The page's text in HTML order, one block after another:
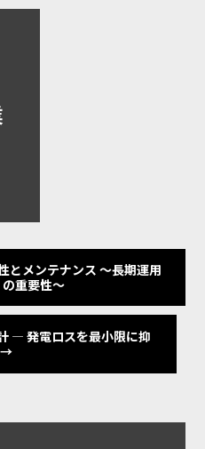
とメンテナンス 〜長期運用
重要性〜
― 発電ロスを最小限に抑
→